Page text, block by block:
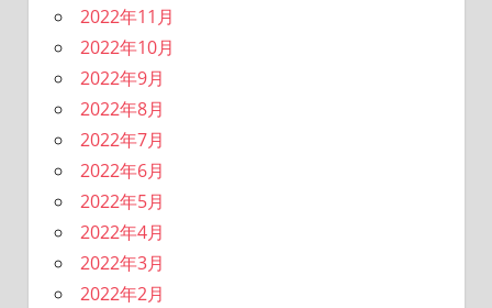
2022年11月
2022年10月
2022年9月
2022年8月
2022年7月
2022年6月
2022年5月
2022年4月
2022年3月
2022年2月